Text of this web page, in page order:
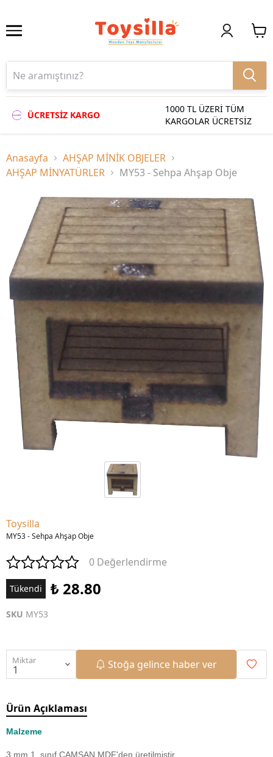
ÜCRETSİZ KARGO
1000 TL ÜZERİ TÜM
KARGOLAR ÜCRETSİZ
Anasayfa
AHŞAP MİNİK OBJELER
AHŞAP MİNYATÜRLER
MY53 - Sehpa Ahşap Obje
Toysilla
MY53 - Sehpa Ahşap Obje
0 Değerlendirme
Tükendi ₺ 28.80
SKU MY53
Miktar Stoğa gelince haber ver
Ürün Açıklaması
Malzeme
3 mm 1. sınıf ÇAMSAN MDF'den üretilmiştir.